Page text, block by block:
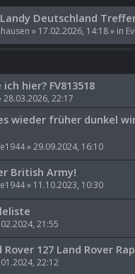
Deutschland
» 17.02.2026, 14:18» in
hier? FV813518
28.03.2026, 22:17
wieder früher dunkel
»29.09.2024, 16:10
British Army!
» 11.10.2023, 10:30
21:55
Rover 127 Land Rover
22:12